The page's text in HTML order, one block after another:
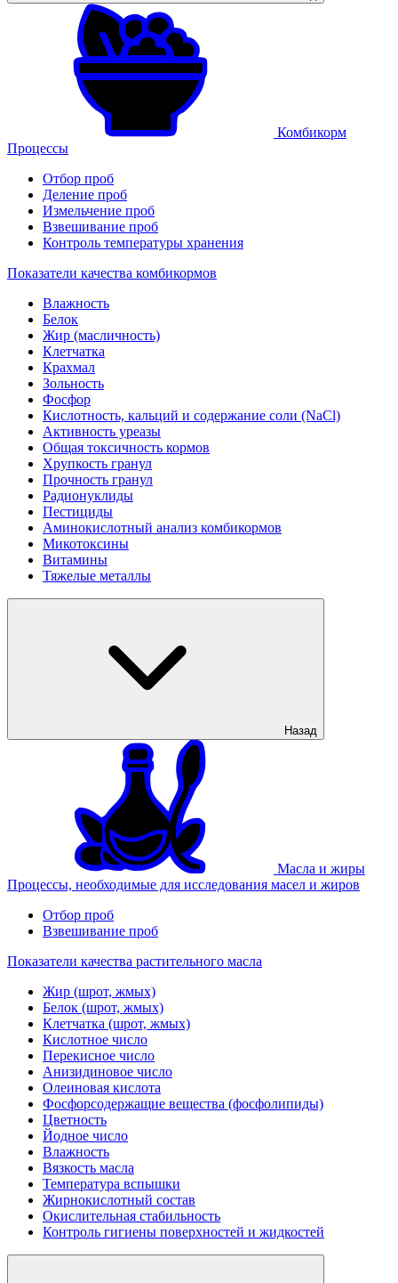
Комбикорм
Процессы
Отбор проб
Деление проб
Измельчение проб
Взвешивание проб
Контроль температуры хранения
Показатели качества комбикормов
Влажность
Белок
Жир (масличность)
Клетчатка
Крахмал
Зольность
Фосфор
Кислотность, кальций и содержание соли (NaCl)
Активность уреазы
Общая токсичность кормов
Хрупкость гранул
Прочность гранул
Радионуклиды
Пестициды
Аминокислотный анализ комбикормов
Микотоксины
Витамины
Тяжелые металлы
Назад
Масла и жиры
Процессы, необходимые для исследования масел и жиров
Отбор проб
Взвешивание проб
Показатели качества растительного масла
Жир (шрот, жмых)
Белок (шрот, жмых)
Клетчатка (шрот, жмых)
Кислотное число
Перекисное число
Анизидиновое число
Олеиновая кислота
Фосфорсодержащие вещества (фосфолипиды)
Цветность
Йодное число
Влажность
Вязкость масла
Температура вспышки
Жирнокислотный состав
Окислительная стабильность
Контроль гигиены поверхностей и жидкостей